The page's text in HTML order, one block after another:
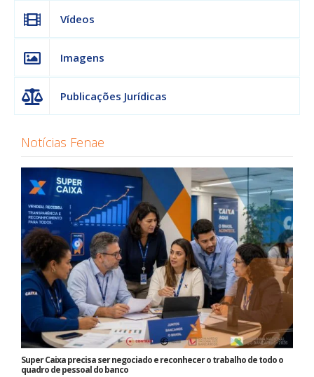
Vídeos
Imagens
Publicações Jurídicas
Notícias Fenae
Super Caixa precisa ser negociado e reconhecer o trabalho de todo o
quadro de pessoal do banco